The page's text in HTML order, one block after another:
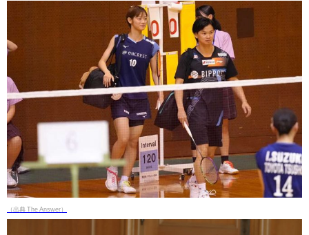
（出典 The Answer）